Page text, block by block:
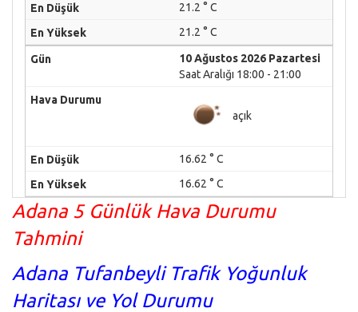
21.2 ° C
21.2 ° C
10 Ağustos 2026 Pazartesi
Saat Aralığı 18:00 - 21:00
açık
16.62 ° C
16.62 ° C
Adana 5 Günlük Hava Durumu
Tahmini
Adana Tufanbeyli Trafik Yoğunluk
Haritası ve Yol Durumu